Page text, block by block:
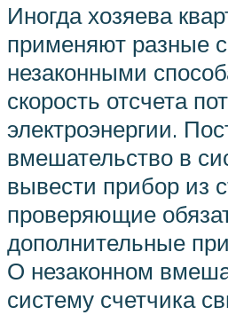
Иногда хозяева
применяют разные
незаконными
скорость отсчета
электроэнергии.
вмешательство в
вывести прибор из
проверяющие
дополнительные
О незаконном
систему счетчика